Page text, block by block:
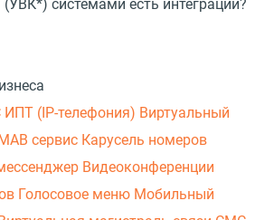
системами есть интеграции?
ИПТ (IP-телефония) Виртуальный
сервис Карусель номеров
Видеоконференции
Голосовое меню Мобильный